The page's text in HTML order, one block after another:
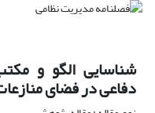
شناسایی الگو و
دفاعی در فضای